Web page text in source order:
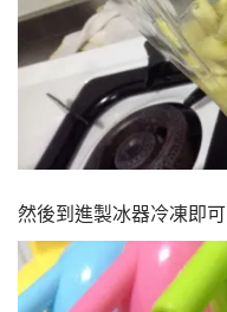
然後到進製冰器冷凍即可